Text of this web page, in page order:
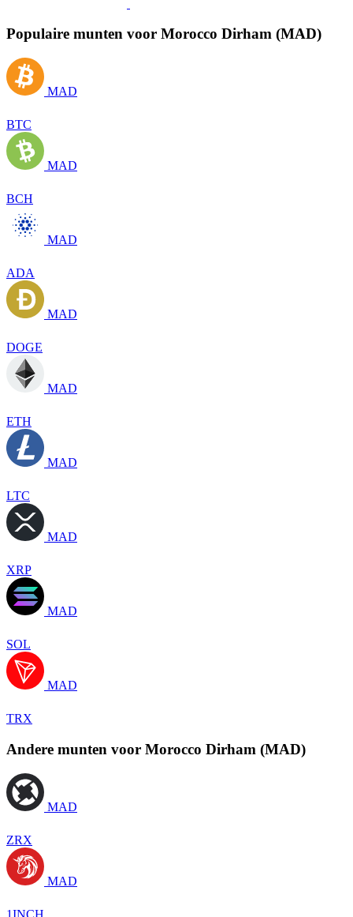
Populaire munten voor Morocco Dirham (MAD)
MAD
BTC
MAD
BCH
MAD
ADA
MAD
DOGE
MAD
ETH
MAD
LTC
MAD
XRP
MAD
SOL
MAD
TRX
Andere munten voor Morocco Dirham (MAD)
MAD
ZRX
MAD
1INCH